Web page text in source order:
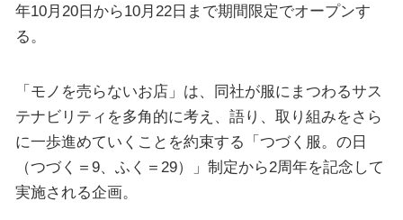
年10月20日から10月22日まで期間限定でオープンす
る。
「モノを売らないお店」は、同社が服にまつわるサス
テナビリティを多角的に考え、語り、取り組みをさら
に一歩進めていくことを約束する「つづく服。の日
（つづく＝9、ふく＝29）」制定から2周年を記念して
実施される企画。